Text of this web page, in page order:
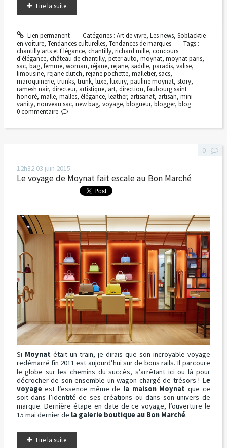
Lire la suite
Lien permanent Catégories : Art de vivre, Les news, Soblacktie
en voiture, Tendances culturelles, Tendances de marques
Tags :
chantilly arts et Élégance, chantilly, richard mille, concours
d'élégance, château de chantilly, peter auto, moynat, moynat paris,
sac, bag, femme, woman, réjane, rejane, saddle, paradis, valise,
limousine, rejane clutch, rejane pochette, malletier, sacs,
maroquinerie, trunks, trunk, luxe, luxury, pauline moynat, story,
ramesh nair, directeur, artistique, art, direction, faubourg saint
honoré, malle, malles, élégance, leather, artisanat, artisan, mini
vanity, nouveau sac, new bag, voyage, blogueur, blogger, blog
0 commentaire
12h32 03 juin 2015
Le voyage de Moynat fait escale au Bon Marché
Si Moynatétait un train, je dirais que son incroyable voyage
redémarré fin 2011 est aujourd’hui sur de bons rails. Il parcoure
le globe sur les chemins du succès, s’arrêtant ici ou là pour
décrocher de son ensemble un wagon chargé de trésors ! Le
voyageest l’essence même de la maison Moynat que ce
soit dans l’identité de ses créations ou dans son univers de
marque. Dernière étape en date de ce voyage, l’ouverture le
15 mai dernier de la galerie boutique au Bon Marché.
Lire la suite
0